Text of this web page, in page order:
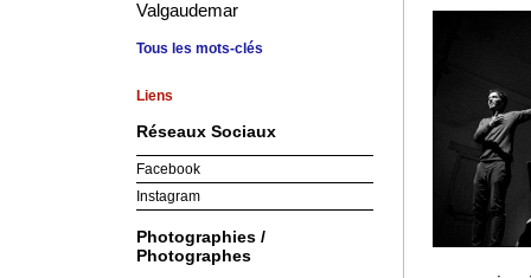
Valgaudemar
Tous les mots-clés
Liens
Réseaux Sociaux
Facebook
Instagram
Photographies /
Photographes